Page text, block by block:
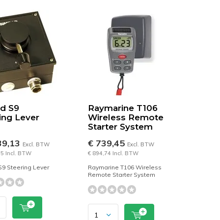
S9
Lever
Excl. BTW
Incl. BTW
Steering Lever
Raymarine T106
Wireless Remote
Starter System
€ 739,45 Excl. BTW
€ 894,74 Incl. BTW
Raymarine T106 Wireless
Remote Starter System